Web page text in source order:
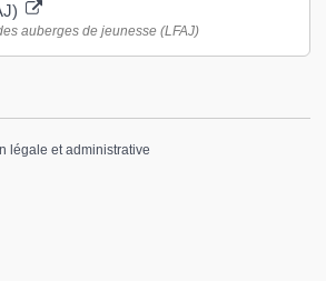
auberges de jeunesse (LFAJ)
légale et administrative